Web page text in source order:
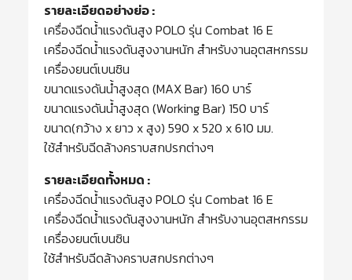
รายละเอียดอย่างย่อ :
เครื่องฉีดน้ำแรงดันสูง POLO รุ่น Combat 16 E
เครื่องฉีดน้ำแรงดันสูงงานหนัก สำหรับงานอุตสหกรรม
เครื่องยนต์เบนซิน
ขนาดแรงดันน้ำสูงสุด (MAX Bar) 160 บาร์
ขนาดแรงดันน้ำสูงสุด (Working Bar) 150 บาร์
ขนาด(กว้าง x ยาว x สูง) 590 x 520 x 610 มม.
ใช้สำหรับฉีดล้างคราบสกปรกต่างๆ
รายละเอียดทั้งหมด :
เครื่องฉีดน้ำแรงดันสูง POLO รุ่น Combat 16 E
เครื่องฉีดน้ำแรงดันสูงงานหนัก สำหรับงานอุตสหกรรม
เครื่องยนต์เบนซิน
ใช้สำหรับฉีดล้างคราบสกปรกต่างๆ